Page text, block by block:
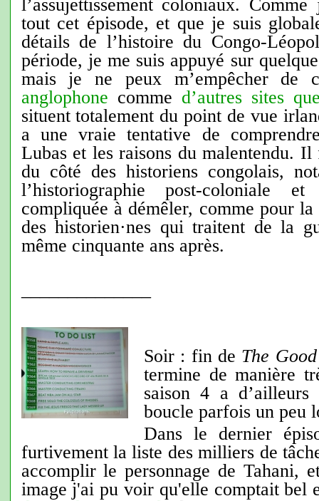
l’assujettissement coloniaux.
tout cet épisode, et que je suis
détails de l’histoire du Congo-
période, je me suis appuyé sur
mais je ne peux m’empêcher de
anglophone comme d’autres sites
situent totalement du point de vue
a une vraie tentative de
Lubas et les raisons du malentendu.
du côté des historiens congolais,
l’historiographie post-coloniale
compliquée à démêler, comme pour
des historien·nes qui traitent de la
même cinquante ans après.
Soir : fin de The
termine de manière
saison 4 a
boucle parfois un peu
Dans le dernier
furtivement la liste des milliers de
accomplir le personnage de Tahani,
image j'ai pu voir qu'elle comptait bel